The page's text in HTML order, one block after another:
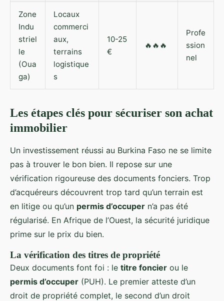
Zone
Indu
striel
le
(Oua
ga)
Locaux
commerci
aux,
terrains
logistique
s
10-25
€
🔥🔥🔥
Profe
ssion
nel
Les étapes clés pour sécuriser son achat
immobilier
Un investissement réussi au Burkina Faso ne se limite
pas à trouver le bon bien. Il repose sur une
vérification rigoureuse des documents fonciers. Trop
d’acquéreurs découvrent trop tard qu’un terrain est
en litige ou qu’un permis d’occuper n’a pas été
régularisé. En Afrique de l’Ouest, la sécurité juridique
prime sur le prix du bien.
La vérification des titres de propriété
Deux documents font foi : le titre foncier ou le
permis d’occuper (PUH). Le premier atteste d’un
droit de propriété complet, le second d’un droit